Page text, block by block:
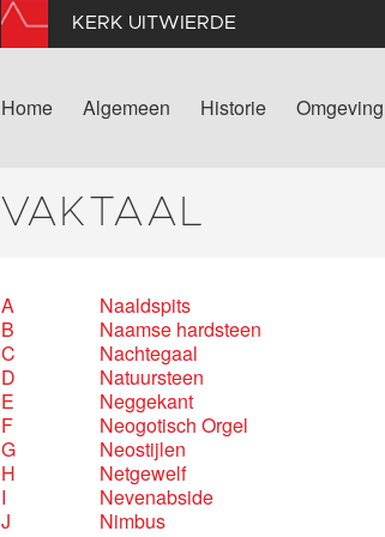
KERK UITWIERDE
Home Algemeen Historie Omgeving
VAKTAAL
A
B
C
D
E
F
G
H
I
J
Naaldspits
Naamse hardsteen
Nachtegaal
Natuursteen
Neggekant
Neogotisch Orgel
Neostijlen
Netgewelf
Nevenabside
Nimbus